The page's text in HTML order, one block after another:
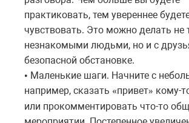
практиковать, тем увереннее
чувствовать. Это можно делать не
незнакомыми людьми, но и с
безопасной обстановке.
• Маленькие шаги. Начните с
например, сказать «привет» кому-
или прокомментировать что-то